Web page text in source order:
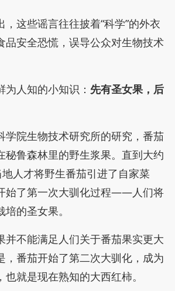
，这些谣言往往披着“科学”的外衣
品安全恐慌，误导公众对生物技术
为人知的小知识： 先有圣女果，后
学院生物技术研究所的研究，番茄
秘鲁森林里的野生浆果。直到大约
人才将野生番茄引进了自家菜
始了第一次大驯化过程——人们将
的圣女果。
并不能满足人们关于番茄果实更大
，番茄开始了第二次大驯化，成为
就是现在熟知的大西红柿。